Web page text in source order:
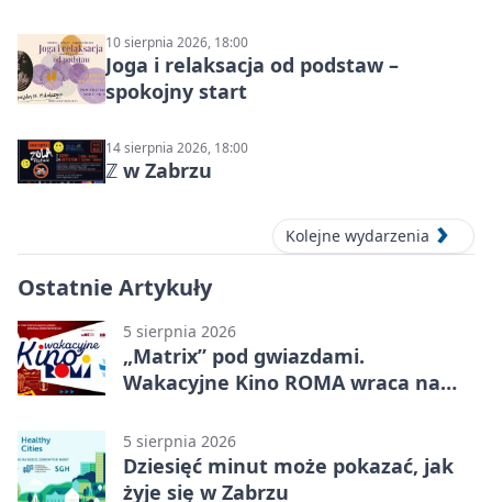
10 sierpnia 2026, 18:00
Joga i relaksacja od podstaw –
spokojny start
14 sierpnia 2026, 18:00
ℤ w Zabrzu
Kolejne wydarzenia
Ostatnie Artykuły
5 sierpnia 2026
„Matrix” pod gwiazdami.
Wakacyjne Kino ROMA wraca na
5 sierpnia 2026
Dziesięć minut może pokazać, jak
żyje się w Zabrzu